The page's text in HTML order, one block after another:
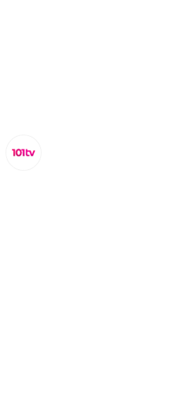
alcantarillado